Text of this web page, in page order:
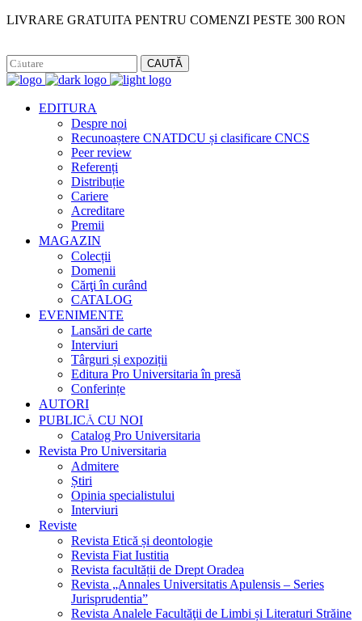
LIVRARE GRATUITA PENTRU COMENZI PESTE 300 RON
CAUTĂ
EDITURA
Despre noi
Recunoaștere CNATDCU și clasificare CNCS
Peer review
Referenți
Distribuție
Cariere
Acreditare
Premii
MAGAZIN
Colecții
Domenii
Cărţi în curând
CATALOG
EVENIMENTE
Lansări de carte
Interviuri
Târguri și expoziții
Editura Pro Universitaria în presă
Conferințe
AUTORI
PUBLICĂ CU NOI
Catalog Pro Universitaria
Revista Pro Universitaria
Admitere
Știri
Opinia specialistului
Interviuri
Reviste
Revista Etică și deontologie
Revista Fiat Iustitia
Revista facultății de Drept Oradea
Revista „Annales Universitatis Apulensis – Series
Jurisprudentia”
Revista Analele Facultăţii de Limbi și Literaturi Străine